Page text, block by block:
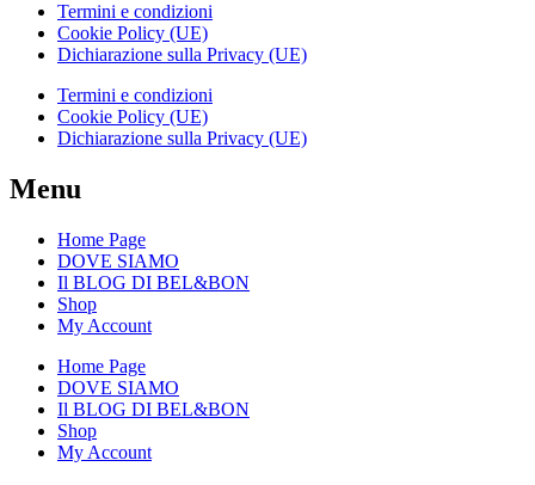
Termini e condizioni
Cookie Policy (UE)
Dichiarazione sulla Privacy (UE)
Termini e condizioni
Cookie Policy (UE)
Dichiarazione sulla Privacy (UE)
Menu
Home Page
DOVE SIAMO
Il BLOG DI BEL&BON
Shop
My Account
Home Page
DOVE SIAMO
Il BLOG DI BEL&BON
Shop
My Account